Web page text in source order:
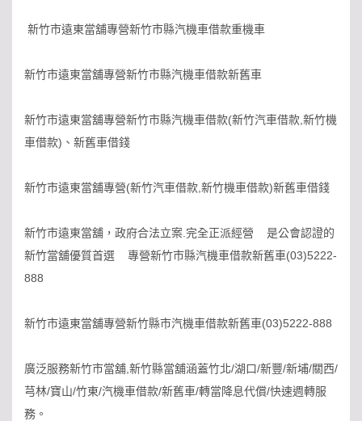
新竹市遠東當舖專營新竹市縣汽機車借款重機車
新竹市遠東當舖專營新竹市縣汽機車借款新舊車
新竹市遠東當舖專營新竹市縣汽機車借款(新竹汽車借款,新竹機
車借款)、新舊車借錢
新竹市遠東當舖專營(新竹汽車借款,新竹機車借款)新舊車借錢
新竹市遠東當舖，政府合法立案.完全正派經營 是公會認證的
新竹當舖優質首選 專營新竹市縣汽機車借款新舊車(03)5222-
888
新竹市遠東當舖專營新竹縣市汽機車借款新舊車(03)5222-888
廣泛服務新竹市當舖,新竹縣當舖涵蓋竹北/湖口/新豐/新埔/關西/
芎林/寶山/竹東/汽機車借款/新舊車/轉當降息代償/快速週轉服
務。